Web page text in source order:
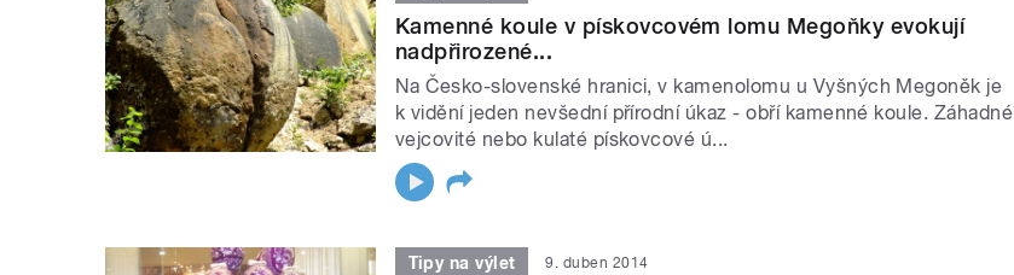
Kamenné koule v pískovcovém lomu Megoňky evokují
nadpřirozené...
Na Česko-slovenské hranici, v kamenolomu u Vyšných Megoněk je
k vidění jeden nevšední přírodní úkaz - obří kamenné koule. Záhadné
vejcovité nebo kulaté pískovcové ú...
Tipy na výlet 9. duben 2014